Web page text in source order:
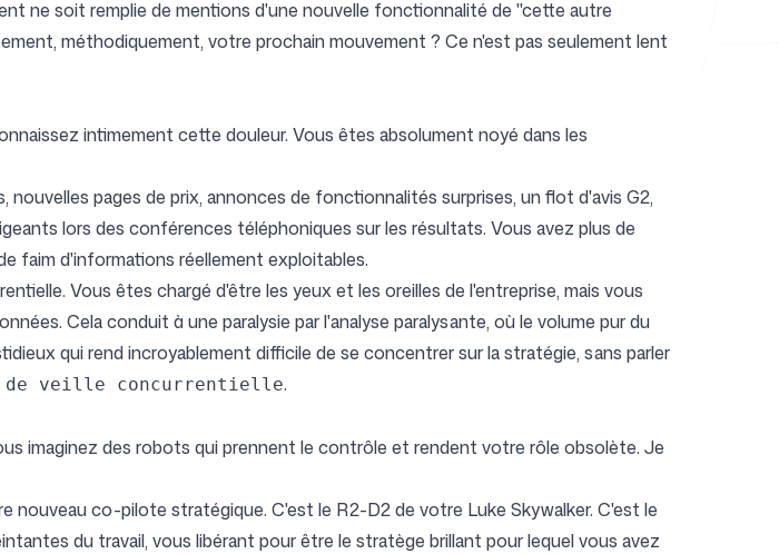
ne soit remplie de mentions d'une nouvelle fonctionnalité de "cette autre
méthodiquement, votre prochain mouvement ? Ce n'est pas seulement lent
intimement cette douleur. Vous êtes absolument noyé dans les
pages de prix, annonces de fonctionnalités surprises, un flot d'avis G2,
lors des conférences téléphoniques sur les résultats. Vous avez plus de
faim d'informations réellement exploitables.
Vous êtes chargé d'être les yeux et les oreilles de l'entreprise, mais vous
Cela conduit à une paralysie par l'analyse paralysante, où le volume pur du
qui rend incroyablement difficile de se concentrer sur la stratégie, sans parler
de veille concurrentielle.
imaginez des robots qui prennent le contrôle et rendent votre rôle obsolète. Je
nouveau co-pilote stratégique. C'est le R2-D2 de votre Luke Skywalker. C'est le
du travail, vous libérant pour être le stratège brillant pour lequel vous avez